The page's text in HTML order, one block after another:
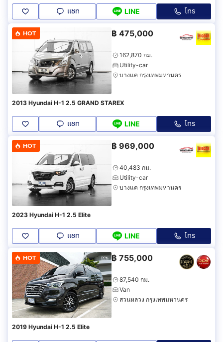
แชท LINE โทร
HOT ฿ 475,000
162,870 กม.
Utility-car
บางแค กรุงเทพมหานคร
2013 Hyundai H-1 2.5 GRAND STAREX
แชท LINE โทร
HOT ฿ 969,000
40,483 กม.
Utility-car
บางแค กรุงเทพมหานคร
2023 Hyundai H-1 2.5 Elite
แชท LINE โทร
HOT ฿ 755,000
87,540 กม.
Van
สวนหลวง กรุงเทพมหานคร
2019 Hyundai H-1 2.5 Elite